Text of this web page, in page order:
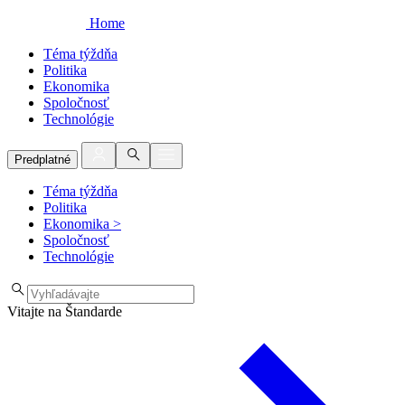
Home
Téma týždňa
Politika
Ekonomika
Spoločnosť
Technológie
Predplatné
Téma týždňa
Politika
Ekonomika >
Spoločnosť
Technológie
Vitajte na Štandarde